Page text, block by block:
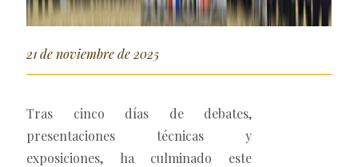
21 de noviembre de 2025
Tras cinco días de debates,
presentaciones técnicas y
exposiciones, ha culminado este